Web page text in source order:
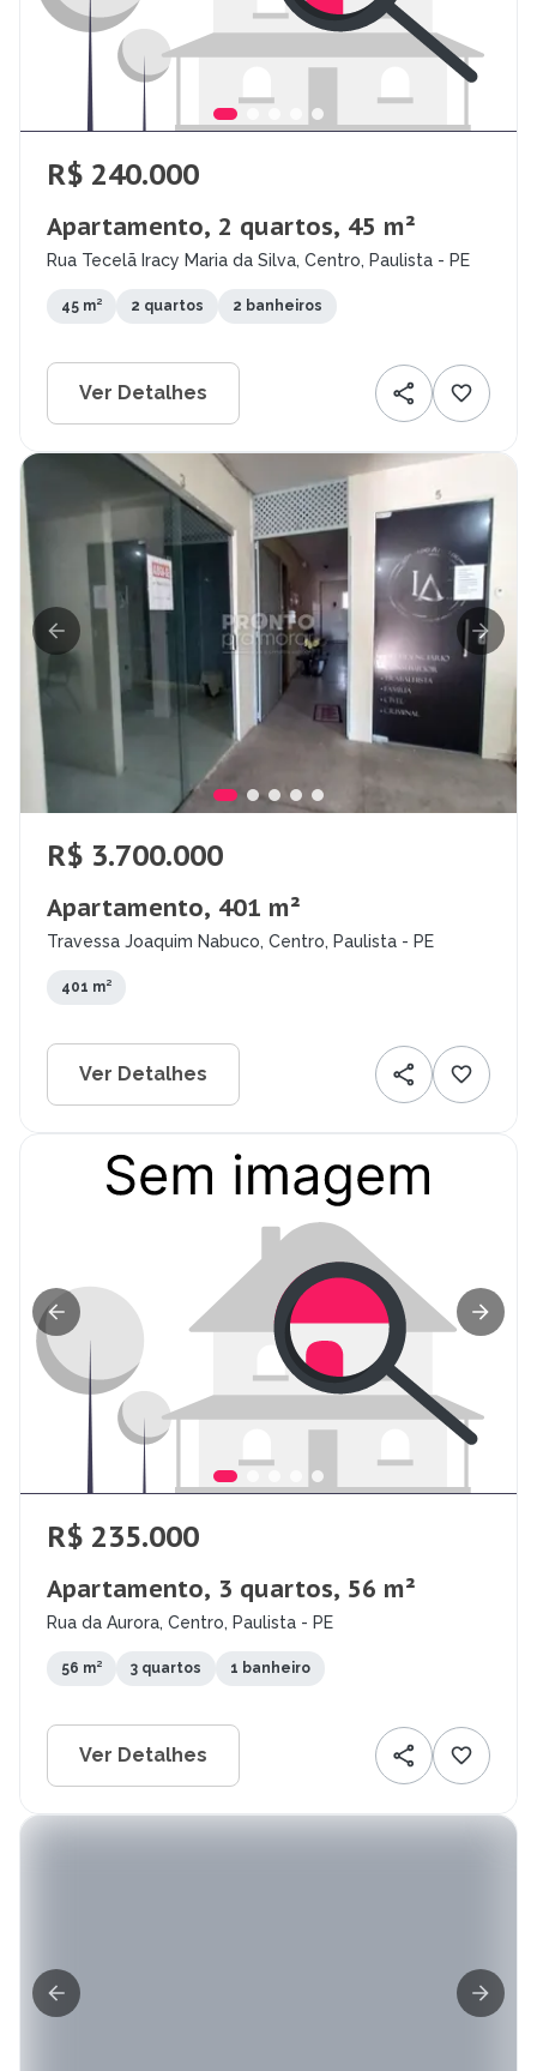
R$ 240.000
Apartamento, 2 quartos, 45 m²
Rua Tecelã Iracy Maria da Silva, Centro, Paulista - PE
45 m² 2 quartos 2 banheiros
Ver Detalhes
R$ 3.700.000
Apartamento, 401 m²
Travessa Joaquim Nabuco, Centro, Paulista - PE
401 m²
Ver Detalhes
R$ 235.000
Apartamento, 3 quartos, 56 m²
Rua da Aurora, Centro, Paulista - PE
56 m² 3 quartos 1 banheiro
Ver Detalhes